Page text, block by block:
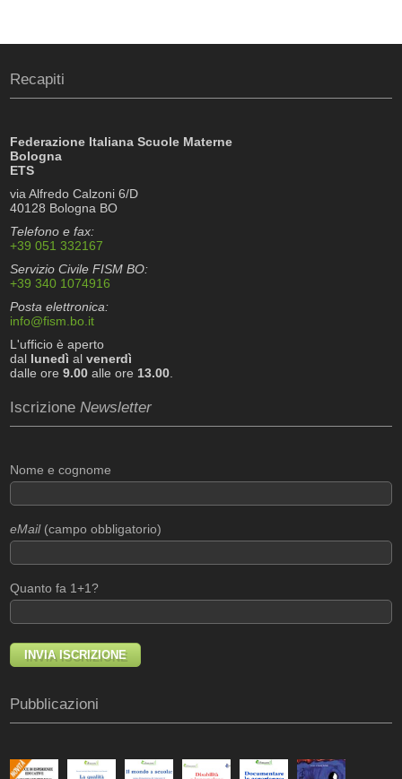
Recapiti
Federazione Italiana Scuole Materne
Bologna
ETS
via Alfredo Calzoni 6/D
40128 Bologna BO
Telefono e fax:
+39 051 332167
Servizio Civile FISM BO:
+39 340 1074916
Posta elettronica:
info@fism.bo.it
L'ufficio è aperto
dal lunedì alvenerdì
dalle ore9.00 alle ore 13.00
IscrizioneNewsletter
Nome e cognome
eMail(campo obbligatorio)
Quanto fa 1+1?
Pubblicazioni